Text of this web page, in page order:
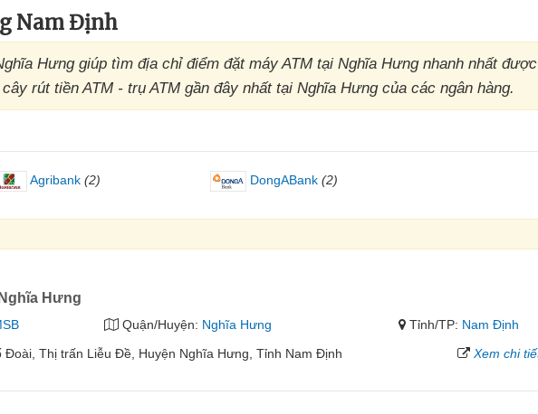
Nam Định
Hưng giúp tìm địa chỉ điểm đặt máy ATM tại Nghĩa Hưng nhanh nhất
rút tiền ATM - trụ ATM gần đây nhất tại Nghĩa Hưng của các ngân hàng.
Agribank (2) DongABank (2)
Hưng
Quận/Huyện: Nghĩa Hưng Tỉnh/TP: Nam Định
Đoài, Thị trấn Liễu Đề, Huyện Nghĩa Hưng, Tỉnh Nam Định
Xem chi